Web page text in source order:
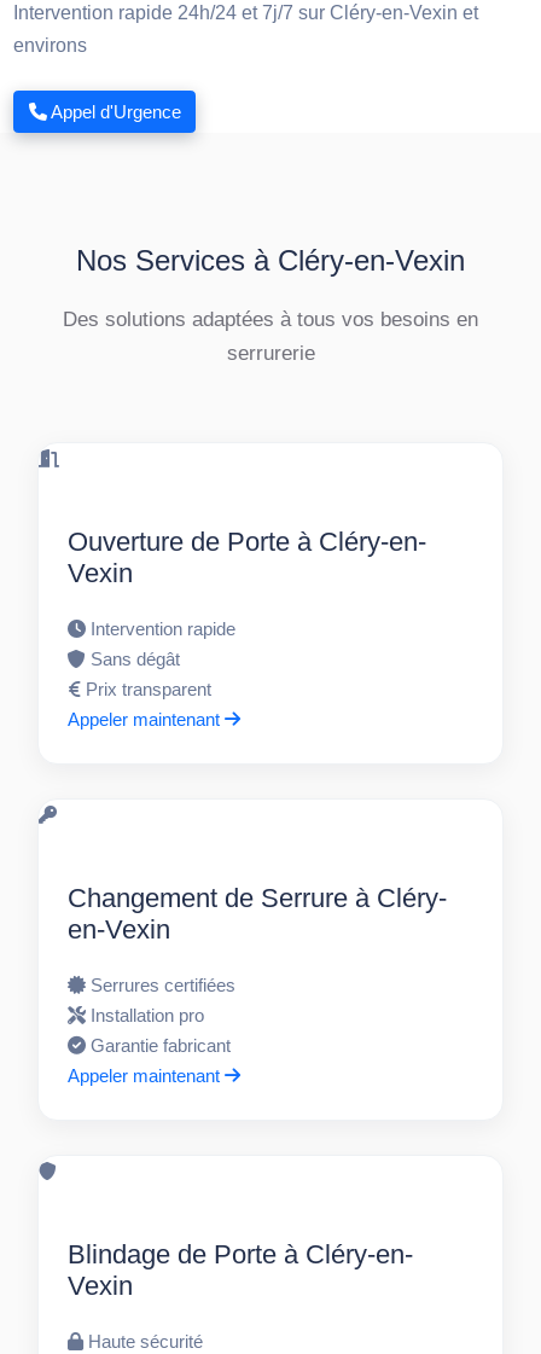
Intervention rapide 24h/24 et 7j/7 sur Cléry-en-Vexin et
environs
Appel d'Urgence
Nos Services à Cléry-en-Vexin
Des solutions adaptées à tous vos besoins en
serrurerie
Ouverture de Porte à Cléry-en-
Vexin
Intervention rapide
Sans dégât
Prix transparent
Appeler maintenant
Changement de Serrure à Cléry-
en-Vexin
Serrures certifiées
Installation pro
Garantie fabricant
Appeler maintenant
Blindage de Porte à Cléry-en-
Vexin
Haute sécurité